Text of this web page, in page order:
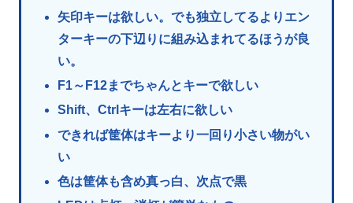
矢印キーは欲しい。でも独立してるよりエン
ターキーの下辺りに組み込まれてるほうが良
い。
F1～F12までちゃんとキーで欲しい
Shift、Ctrlキーは左右に欲しい
できれば筐体はキーより一回り小さい物がい
い
色は筐体も含め真っ白、次点で黒